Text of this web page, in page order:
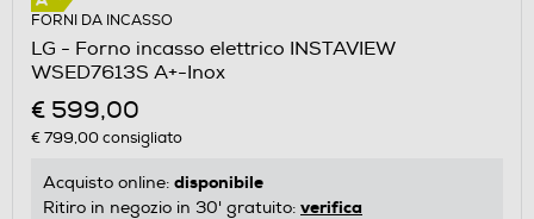
FORNI DA INCASSO
LG - Forno incasso elettrico INSTAVIEW
WSED7613S A+-Inox
€ 599,00
€ 799,00consigliato
Acquisto online: disponibile
Ritiro in negozio in 30' gratuito: verifica